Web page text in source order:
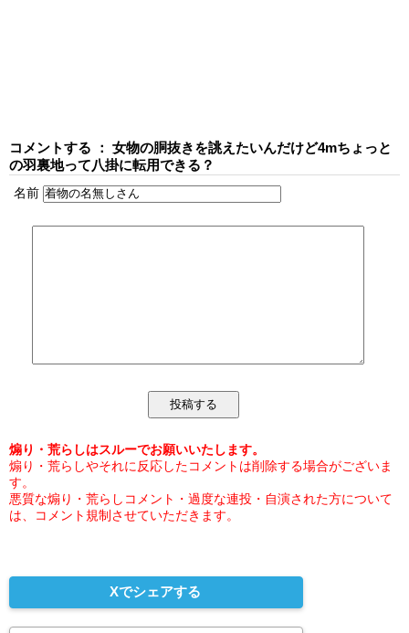
コメントする ： 女物の胴抜きを誂えたいんだけど4mちょっと
の羽裏地って八掛に転用できる？
名前
煽り・荒らしはスルーでお願いいたします。
煽り・荒らしやそれに反応したコメントは削除する場合がございま
す。
悪質な煽り・荒らしコメント・過度な連投・自演された方について
は、コメント規制させていただきます。
Xでシェアする